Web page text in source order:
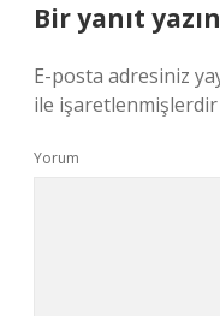
Bir yanıt yazın
E-posta adresiniz
ile işaretlenmişlerdir
Yorum